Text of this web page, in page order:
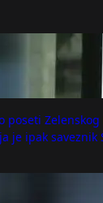
poseti Zelenskog
je ipak saveznik